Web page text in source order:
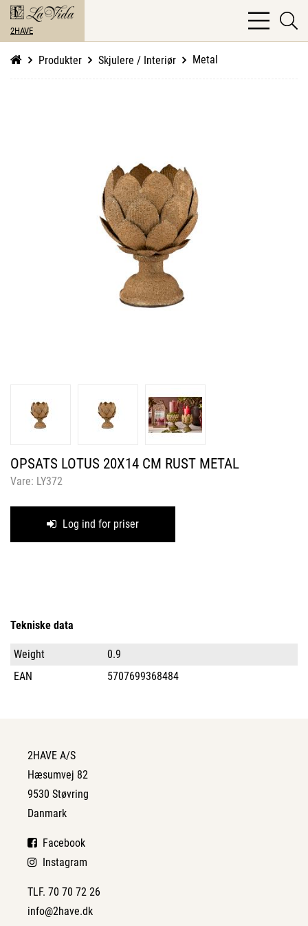
2HAVE
bars
light
Produkter Skjulere / Interiør Metal
OPSATS LOTUS 20X14 CM RUST METAL
Vare: LY372
Log ind for priser
Tekniske data
Weight
0.9
EAN
5707699368484
2HAVE A/S
Hæsumvej 82
9530 Støvring
Danmark
Facebook
Instagram
TLF. 70 70 72 26
info@2have.dk